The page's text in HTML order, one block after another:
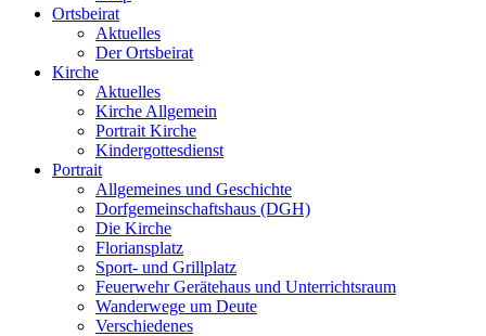
Ortsbeirat
Aktuelles
Der Ortsbeirat
Kirche
Aktuelles
Kirche Allgemein
Portrait Kirche
Kindergottesdienst
Portrait
Allgemeines und Geschichte
Dorfgemeinschaftshaus (DGH)
Die Kirche
Floriansplatz
Sport- und Grillplatz
Feuerwehr Gerätehaus und Unterrichtsraum
Wanderwege um Deute
Verschiedenes